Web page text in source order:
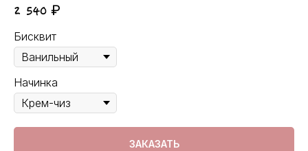
2 540 ₽
Бисквит
Начинка
ЗАКАЗАТЬ